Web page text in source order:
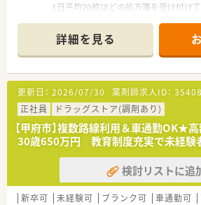
1日平均20枚ほどの処方箋を受け付け
■薬剤師は常勤1名とパート3名が在籍
関から多岐にわたる科目の処方箋を安
特徴です。
■広域からの処方箋を受け付ける面対
特定の科目に偏ることなく幅広い調剤
な環境です。
【法人特徴について】
■関東と東海エリアの住宅街を中心に
おり、東京と神奈川の合計店舗数では
を誇ります。
■30年以上にわたり連続成長を続けて
口が増加傾向にある首都圏を地盤とし
に高いです。
詳細を見る
更新日： 2026/07/30 薬剤師求人ID：
正社員
ドラッグストア(調剤あり)
【甲府市】複数路線利用＆車通勤OK★
30歳650万円 教育制度充実で未経験
検討リストに追
新卒可 未経験可 ブランク可 車通勤可